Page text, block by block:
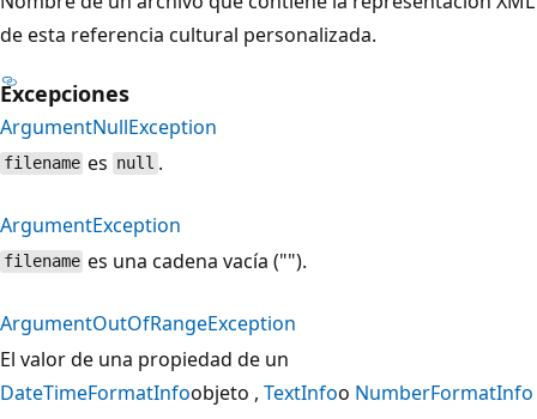
de esta referencia cultural personalizada.
Excepciones
ArgumentNullException
filename es null .
ArgumentException
filename es una cadena vacía ("").
ArgumentOutOfRangeException
El valor de una propiedad de un
DateTimeFormatInfoobjeto , TextInfoo NumberFormatInfo